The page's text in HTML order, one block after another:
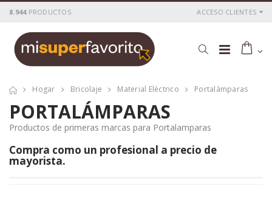
8.944 PRODUCTOS ACCESO CLIENTES
Hogar Bricolaje Material Eléctrico Portalámparas
PORTALÁMPARAS
Productos de primeras marcas para Portalamparas
Compra como un profesional a precio de
mayorista.